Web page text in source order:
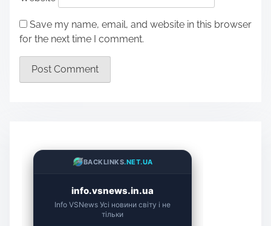
Save my name, email, and website in this browser
for the next time I comment.